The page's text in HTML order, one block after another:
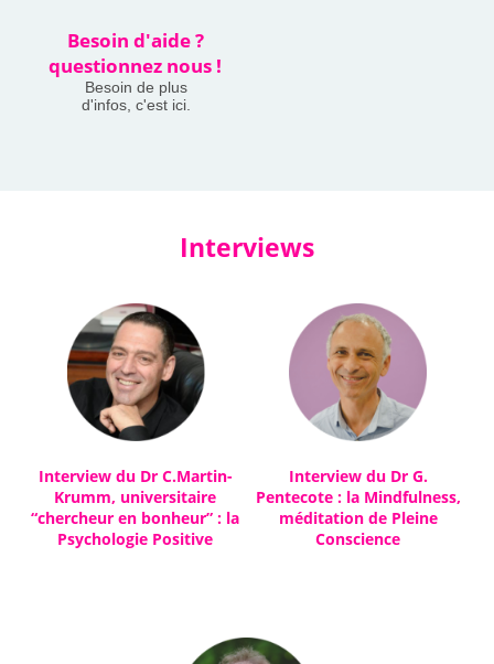
Besoin d'aide ?
questionnez nous !
Besoin de plus
d'infos, c'est ici.
Interviews
Interview du Dr C.Martin-
Krumm, universitaire
“chercheur en bonheur” : la
Psychologie Positive
Interview du Dr G.
Pentecote : la Mindfulness,
méditation de Pleine
Conscience